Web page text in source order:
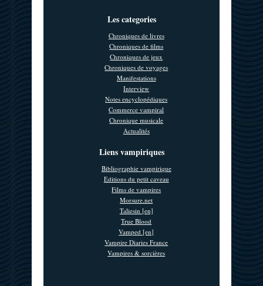
Les categories
Chroniques de livres
Chroniques de films
Chroniques de jeux
Chroniques de voyages
Manifestations
Interview
Notes encyclopédiques
Commerce vampiral
Chronique musicale
Actualités
Liens vampiriques
Bibliographie vampirique
Editions du petit caveau
Films de vampires
Morsure.net
Taliesin [en]
True Blood
Vamped [en]
Vampire Diaries France
Vampires & sorcières